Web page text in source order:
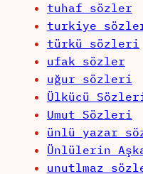
tuhaf sözler
turkiye
türkü sözleri
ufak sözler
uğur sözleri
Ülkücü
Umut Sözleri
ünlü yazar
Ünlülerin
unutlmaz